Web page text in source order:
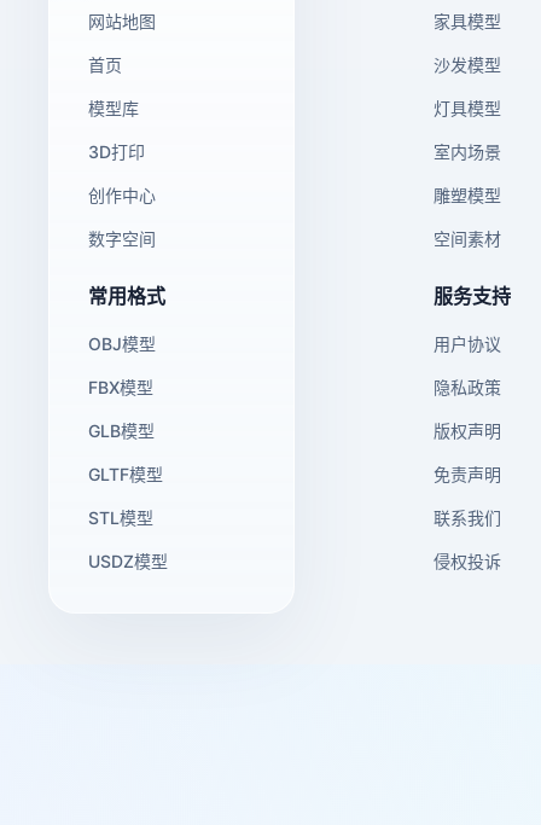
网站地图
首页
模型库
3D打印
创作中心
数字空间
家具模型
沙发模型
灯具模型
室内场景
雕塑模型
空间素材
常用格式
OBJ模型
FBX模型
GLB模型
GLTF模型
STL模型
USDZ模型
服务支持
用户协议
隐私政策
版权声明
免责声明
联系我们
侵权投诉